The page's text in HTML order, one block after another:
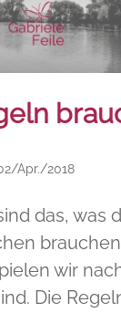
Apr./2018
das, was
wir
Die